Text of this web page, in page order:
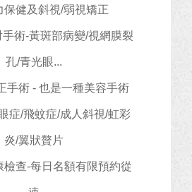
保健及斜視/弱視矯正
術-黃斑部病變/視網膜裂
孔/青光眼...
手術 - 也是一種美容手術
症/飛蚊症/成人斜視/虹彩
炎/翼狀贅片
檢查-每日名額有限預約從